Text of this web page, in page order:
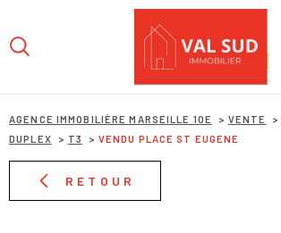
menu
contenu
AGENCE IMMOBILIÈRE MARSEILLE 10E VENTE
DUPLEX
T3 VENDU PLACE ST EUGENE
RETOUR